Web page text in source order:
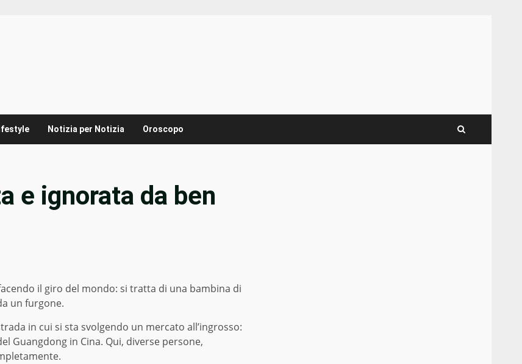
Notizia per Notizia Oroscopo
e ignorata da ben
il giro del mondo: si tratta di una bambina di
un furgone.
in cui si sta svolgendo un mercato all’ingrosso:
Guangdong in Cina. Qui, diverse persone,